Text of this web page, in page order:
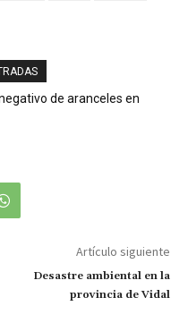
de aranceles en
Artículo siguiente
Desastre ambiental en la
provincia de Vidal